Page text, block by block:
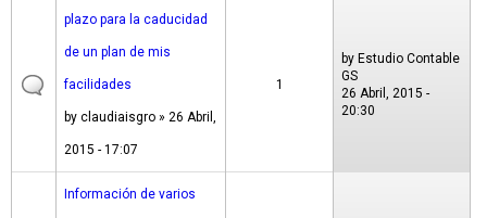
plazo para la caducidad
de un plan de mis
facilidades
by claudiaisgro » 26 Abril,
2015 - 17:07
1
by Estudio Contable
GS
26 Abril, 2015 -
20:30
Información de varios